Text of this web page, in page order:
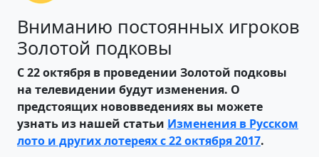
Вниманию постоянных игроков
Золотой подковы
С 22 октября в проведении Золотой подковы
на телевидении будут изменения. О
предстоящих нововведениях вы можете
узнать из нашей статьи Изменения в Русском
лото и других лотереях с 22 октября 2017.